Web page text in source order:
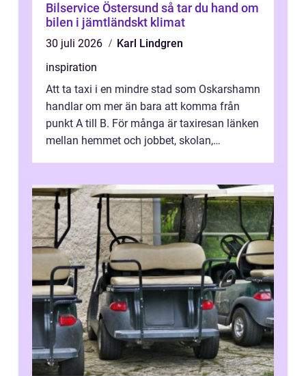
Bilservice Östersund så tar du hand om
bilen i jämtländskt klimat
30 juli 2026
Karl Lindgren
inspiration
Att ta taxi i en mindre stad som Oskarshamn
handlar om mer än bara att komma från
punkt A till B. För många är taxiresan länken
mellan hemmet och jobbet, skolan,